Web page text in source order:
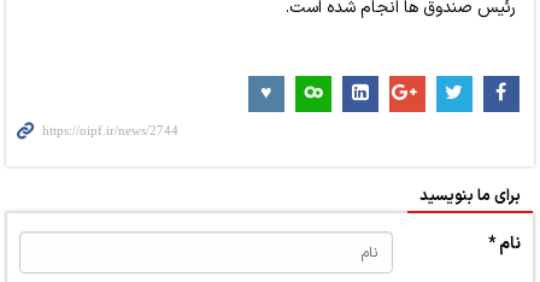
رئیس صندوق ها انجام شده است.
برای ما بنویسید
نام *